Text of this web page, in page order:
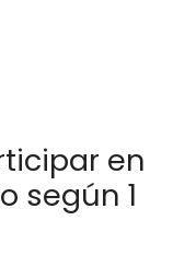
en
según 1